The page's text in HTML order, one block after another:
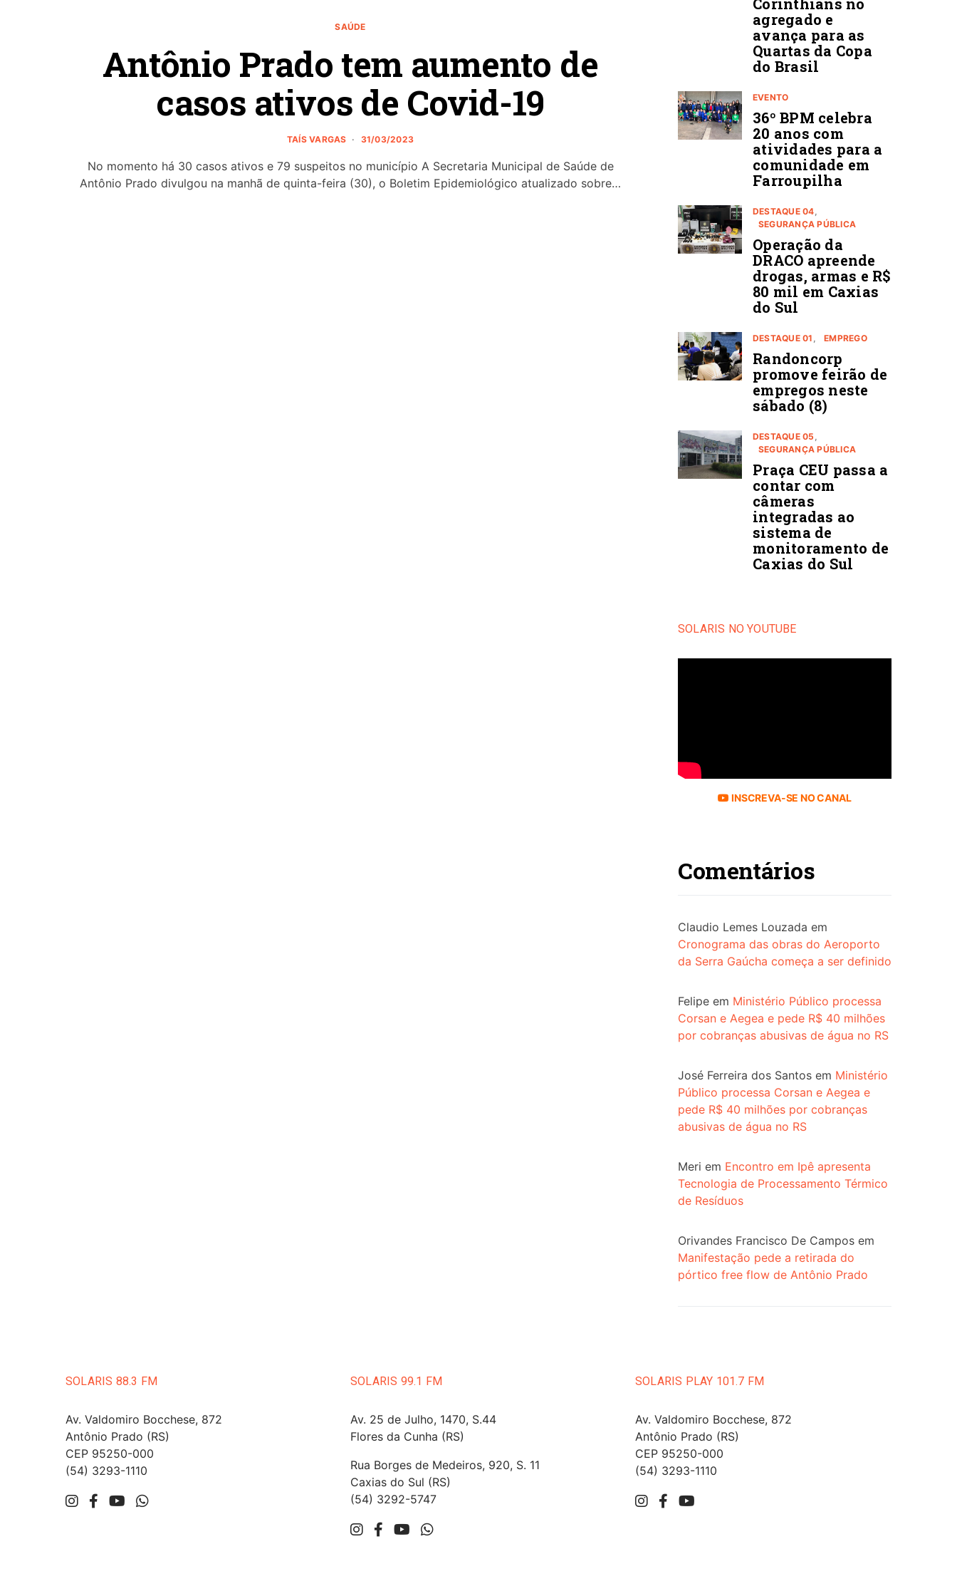
SAÚDE
Antônio Prado tem aumento de
casos ativos de Covid-19
TAÍS VARGAS 31/03/2023
No momento há 30 casos ativos e 79 suspeitos no município A Secretaria Municipal de Saúde de
Antônio Prado divulgou na manhã de quinta-feira (30), o Boletim Epidemiológico atualizado sobre…
agregado e
avança para as
Quartas da Copa
do Brasil
EVENTO
36º BPM celebra
20 anos com
atividades para a
comunidade em
Farroupilha
DESTAQUE 04
SEGURANÇA PÚBLICA
Operação da
DRACO apreende
drogas, armas e R$
80 mil em Caxias
do Sul
DESTAQUE 01 EMPREGO
Randoncorp
promove feirão de
empregos neste
sábado (8)
DESTAQUE 05
SEGURANÇA PÚBLICA
Praça CEU passa a
contar com
câmeras
integradas ao
sistema de
monitoramento de
Caxias do Sul
SOLARIS NO YOUTUBE
INSCREVA-SE NO CANAL
Comentários
Claudio Lemes Louzada em
Cronograma das obras do Aeroporto
da Serra Gaúcha começa a ser definido
Felipe em Ministério Público processa
Corsan e Aegea e pede R$ 40 milhões
por cobranças abusivas de água no RS
José Ferreira dos Santos em Ministério
Público processa Corsan e Aegea e
pede R$ 40 milhões por cobranças
abusivas de água no RS
Meri em Encontro em Ipê apresenta
Tecnologia de Processamento Térmico
de Resíduos
Orivandes Francisco De Campos em
Manifestação pede a retirada do
pórtico free flow de Antônio Prado
SOLARIS 88.3 FM
Av. Valdomiro Bocchese, 872
Antônio Prado (RS)
CEP 95250-000
(54) 3293-1110
SOLARIS 99.1 FM
Av. 25 de Julho, 1470, S.44
Flores da Cunha (RS)
Rua Borges de Medeiros, 920, S. 11
Caxias do Sul (RS)
(54) 3292-5747
SOLARIS PLAY 101.7 FM
Av. Valdomiro Bocchese, 872
Antônio Prado (RS)
CEP 95250-000
(54) 3293-1110